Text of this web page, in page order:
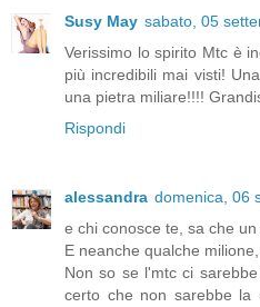
Susy May sabato, 05
Verissimo lo spirito Mtc è
più incredibili mai visti!
una pietra miliare!!!!
Rispondi
alessandra domenica, 06
e chi conosce te, sa che un
E neanche qualche
Non so se l'mtc ci
certo che non sarebbe la